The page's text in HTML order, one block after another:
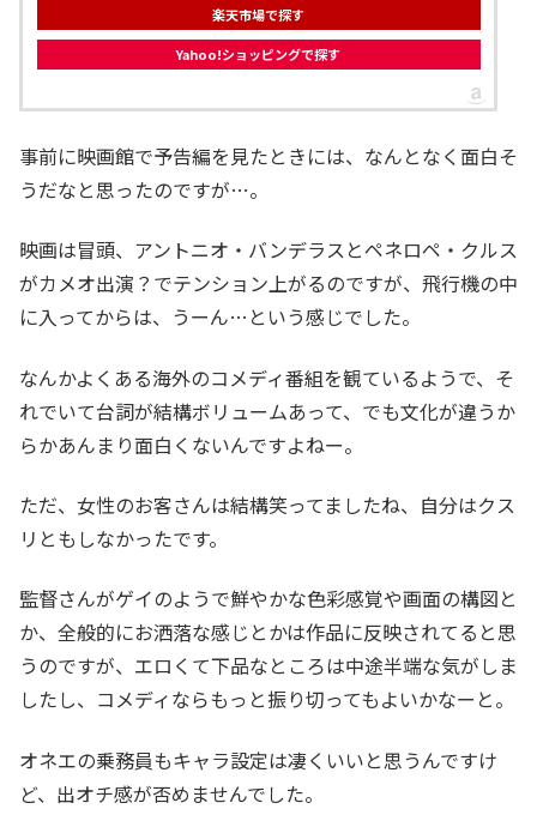
楽天市場で探す
Yahoo!ショッピングで探す
事前に映画館で予告編を見たときには、なんとなく面白そ
うだなと思ったのですが…。
映画は冒頭、アントニオ・バンデラスとペネロペ・クルス
がカメオ出演？でテンション上がるのですが、飛行機の中
に入ってからは、うーん…という感じでした。
なんかよくある海外のコメディ番組を観ているようで、そ
れでいて台詞が結構ボリュームあって、でも文化が違うか
らかあんまり面白くないんですよねー。
ただ、女性のお客さんは結構笑ってましたね、自分はクス
リともしなかったです。
監督さんがゲイのようで鮮やかな色彩感覚や画面の構図と
か、全般的にお洒落な感じとかは作品に反映されてると思
うのですが、エロくて下品なところは中途半端な気がしま
したし、コメディならもっと振り切ってもよいかなーと。
オネエの乗務員もキャラ設定は凄くいいと思うんですけ
ど、出オチ感が否めませんでした。